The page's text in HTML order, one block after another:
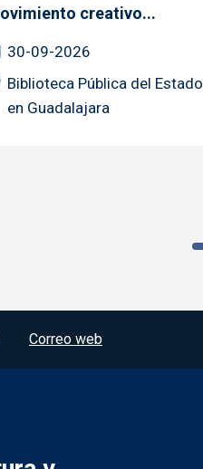
creativo...
30-09-2026
Biblioteca Pública del Estado
en Guadalajara
Correo web